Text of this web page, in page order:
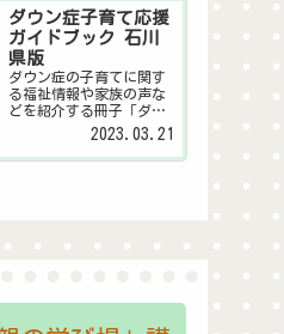
ダウン症子育て応援
ガイドブック 石川
県版
ダウン症の子育てに関す
る福祉情報や家族の声な
どを紹介する冊子「ダウ
ン症子育て応援ガイドブ
ック 石川県版」のデジタ
ル版です。
2023.03.21